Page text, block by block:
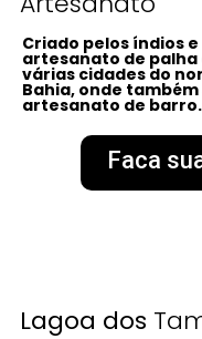
Criado pelos índios
artesanato de palha
várias cidades do
Bahia, onde
artesanato de barro.
Faca
Lagoa dos